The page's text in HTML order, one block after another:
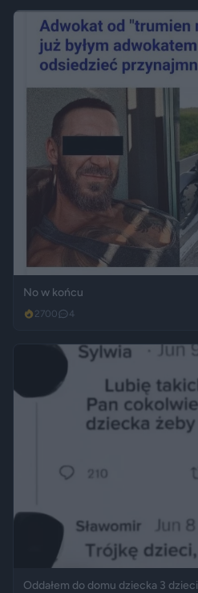
No w końcu
2700 4
Oddałem do domu dziecka 3 dzieci